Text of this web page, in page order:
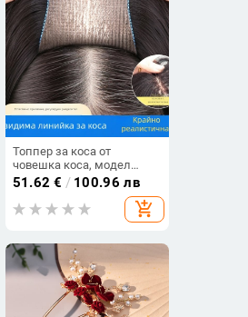
Топпер за коса от
човешка коса, модел
F520, механизъм за
закрепване, коса: права,
може да се боядиса и
51.62 € / 100.96 лв
add_shopping_cart